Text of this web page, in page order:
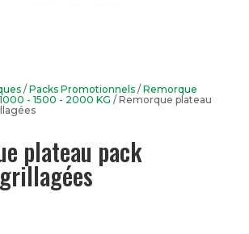
/ Packs Promotionnels/ Remorque
- 1500 - 2000 KG / Remorque plateau
plateau pack